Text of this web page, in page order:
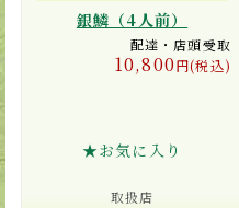
銀鱗（4人前）
配達・店頭受取
10,800円(税込)
★お気に入り
取扱店